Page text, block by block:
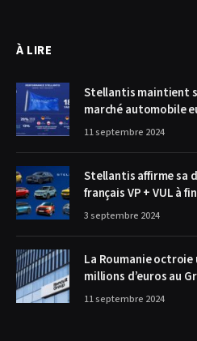
À LIRE
Stellantis maintient
marché automobile
11 septembre 2024
Stellantis affirme sa
français VP + VUL à
3 septembre 2024
La Roumanie octroie
millions d’euros au
11 septembre 2024